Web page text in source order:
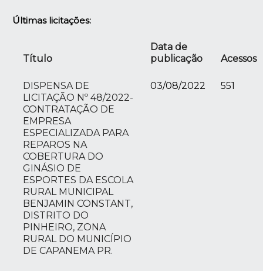
Últimas licitações:
Título
Data de
publicação
Acessos
DISPENSA DE
LICITAÇÃO Nº 48/2022-
CONTRATAÇÃO DE
EMPRESA
ESPECIALIZADA PARA
REPAROS NA
COBERTURA DO
GINÁSIO DE
ESPORTES DA ESCOLA
RURAL MUNICIPAL
BENJAMIN CONSTANT,
DISTRITO DO
PINHEIRO, ZONA
RURAL DO MUNICÍPIO
DE CAPANEMA PR.
03/08/2022 551